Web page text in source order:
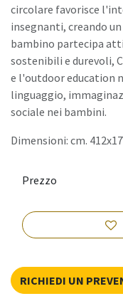
circolare favorisce
insegnanti, creando
bambino partecipa
sostenibili e durevoli,
e l'outdoor education
linguaggio,
sociale nei bambini.
Dimensioni: cm.
Prezzo
RICHIEDI UN